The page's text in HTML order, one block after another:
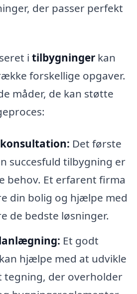
der passer perfekt
i tilbygninger kan
forskellige opgaver.
måder, de kan støtte
Det første
succesfuld tilbygning er
behov. Et erfarent firma
din bolig og hjælpe med
de bedste løsninger.
Et godt
hjælpe med at udvikle
tegning, der overholder